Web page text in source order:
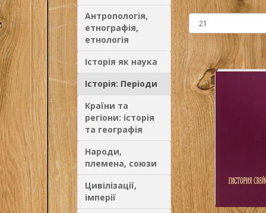
Антропологія,
етнографія,
етнологія
Історія як наука
Історія: Періоди
Країни та
регіони: історія
та географія
Народи,
племена, союзи
Цивілізації,
імперії